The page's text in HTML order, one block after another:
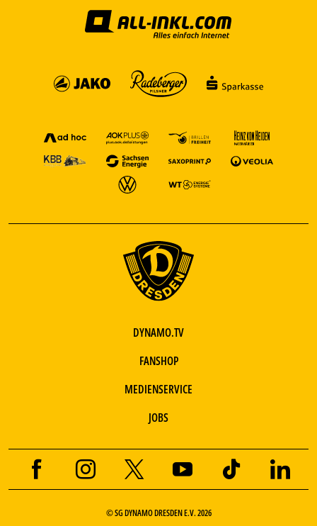
DYNAMO.TV
FANSHOP
MEDIENSERVICE
JOBS
© SG DYNAMO DRESDEN E.V. 2026